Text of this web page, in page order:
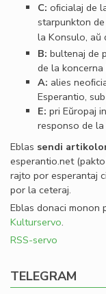
C: oﬁcialaj de
starpunkton
la Konsulo, aŭ
B: bultenaj de
de la
A: alies
Esperantio,
E: pri Eŭropaj
responso de
Eblas sendi
esperantio.net
rajto por esperantaj
por la ceteraj.
Eblas donaci monon
Kulturservo.
RSS-servo
TELEGRAM